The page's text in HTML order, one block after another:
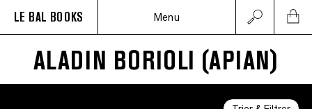
LE BAL BOOKS Menu
ALADIN BORIOLI (APIAN)